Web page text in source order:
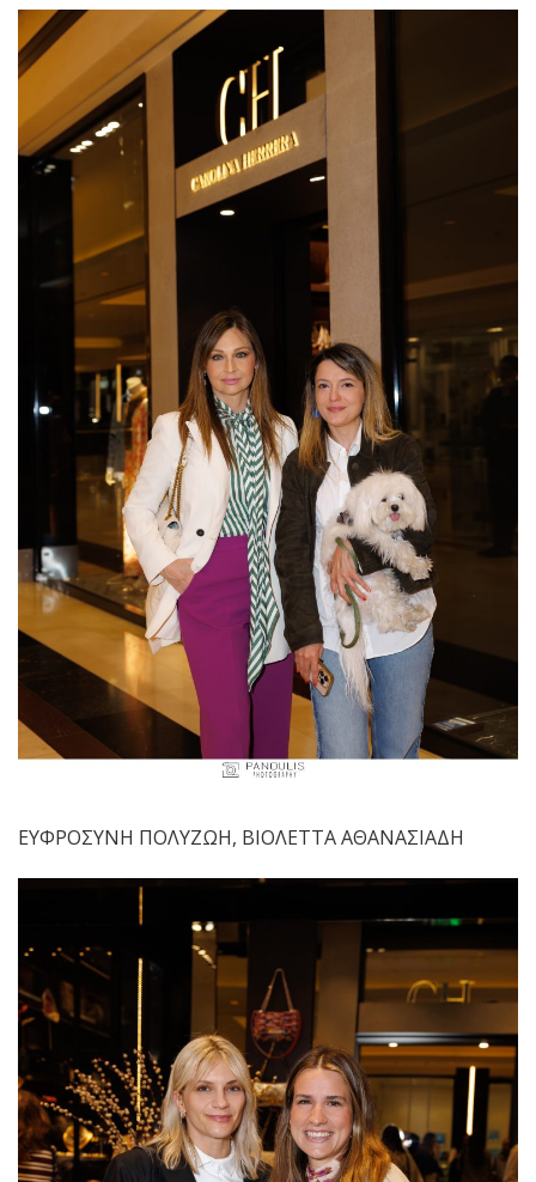
ΕΥΦΡΟΣΥΝΗ ΠΟΛΥΖΩΗ, ΒΙΟΛΕΤΤΑ ΑΘΑΝΑΣΙΑΔΗ